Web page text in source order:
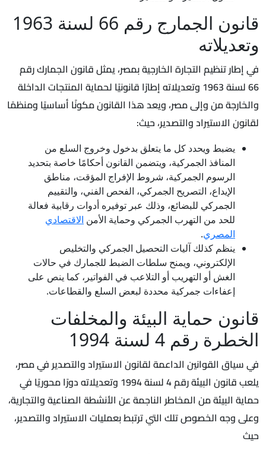
قانون الجمارج رقم 66 لسنة 1963
وتعديلاته
في إطار تنظيم التجارة الخارجية بمصر، يمثل قانون الجمارك رقم
66 لسنة 1963 وتعديلاته إطارًا قانونيًا لحماية المنتجات الداخلة
والخارجة من وإلى مصر، ويعد هذا القانون مكونًا أساسيًا ومنظمًا
لقانون الاستيراد والتصدير، حيث:
يضبط ويحدد كل ما يتعلق بدخول وخروج السلع من
المنافذ الجمركية، ويتضمن القانون أحكامًا خاصة بتحديد
الرسوم الجمركية، شروط الإفراج المؤقت، مناطق
الإيداع، التصريح الجمركي، الفحص الفني، والتقييم
الجمركي للبضائع، وذلك عبر توفيره أدوات رقابية فعالة
للحد من التهرب الجمركي وحماية الأمن الاقتصادي
المصري.
ينظم كذلك آليات التحصيل الجمركي والتخليص
الإلكتروني، ويمنح سلطات الضبط للجمارك في حالات
الغش أو التهريب أو التلاعب في الفواتير، كما ينص على
إعفاءات جمركية محددة لبعض السلع والقطاعات.
قانون حماية البيئة والمخلفات
الخطرة رقم 4 لسنة 1994
في سياق القوانين الداعمة لقانون الاستيراد والتصدير في مصر،
يلعب قانون البيئة رقم 4 لسنة 1994 وتعديلاته دورًا محوريًا في
حماية البيئة من المخاطر الناجمة عن الأنشطة الصناعية والتجارية،
وعلى وجه الخصوص تلك التي ترتبط بعمليات الاستيراد والتصدير،
حيث